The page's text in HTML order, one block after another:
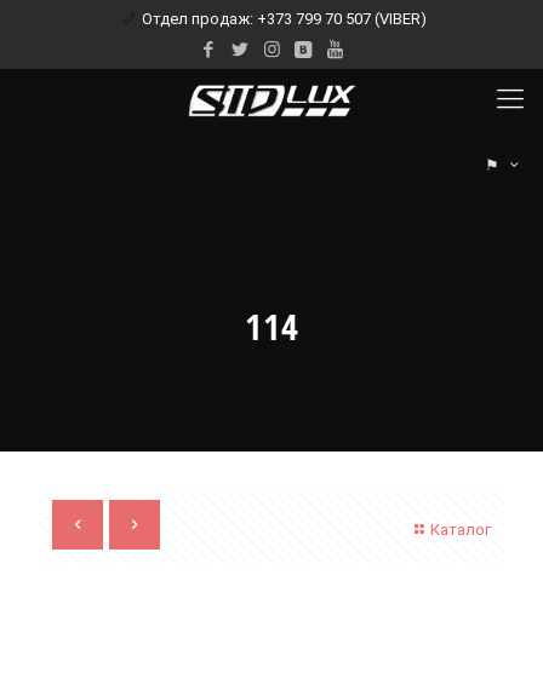
Отдел продаж: +373 799 70 507 (VIBER)
⚑
114
Каталог